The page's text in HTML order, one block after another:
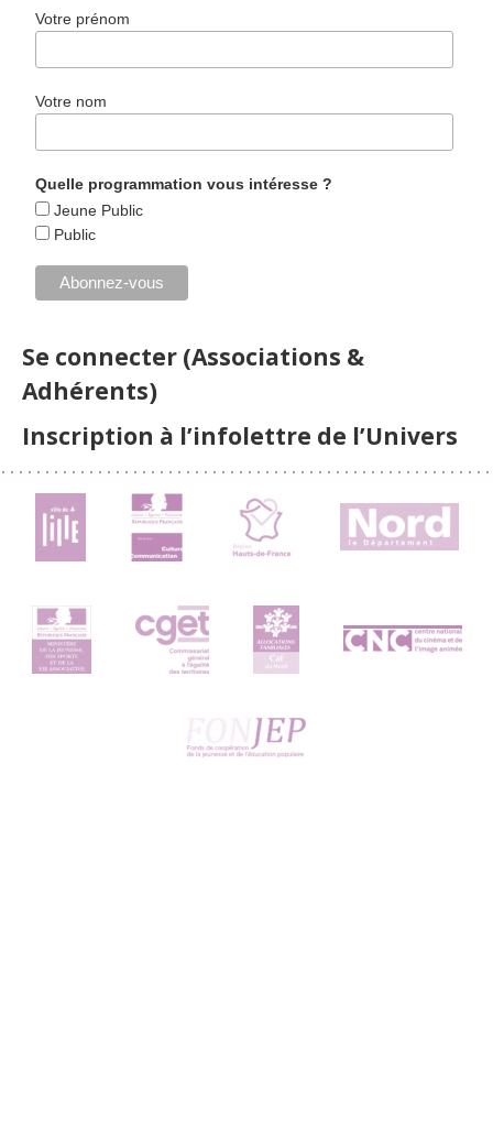
Votre prénom
Votre nom
Quelle programmation vous intéresse ?
Jeune Public
Public
Se connecter (Associations &
Adhérents)
Inscription à l’infolettre de l’Univers